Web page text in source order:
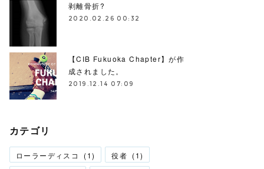
剥離骨折?
2020.02.26 00:32
【CIB Fukuoka Chapter】が作
成されました。
2019.12.14 07:09
カテゴリ
ローラーディスコ (1) 役者 (1)